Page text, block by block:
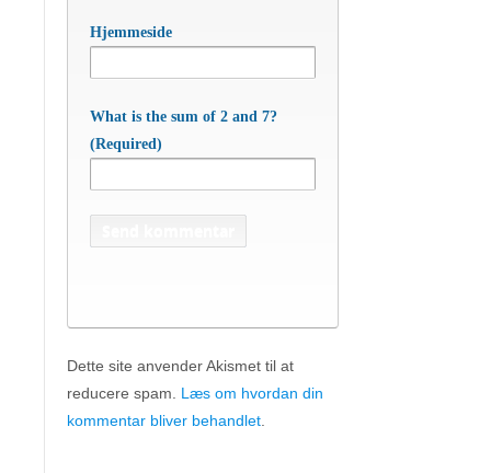
Hjemmeside
What is the sum of 2 and 7?
(Required)
Dette site anvender Akismet til at
reducere spam. Læs om hvordan din
kommentar bliver behandlet.
APC Asian Production & Components
ApS• Sundkrogen 35 • DK-6400 Sønderborg •
Tlf:74 48 50 05• Fax: 74 48 50 45